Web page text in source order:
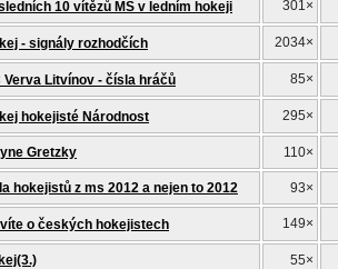
10 vítězů MS v ledním hokeji 301×
- signály rozhodčích 2034×
Verva Litvínov - čísla hráčů 85×
hokejisté Národnost 295×
Gretzky 110×
hokejistů z ms 2012 a nejen to 2012 93×
o českých hokejistech 149×
55×